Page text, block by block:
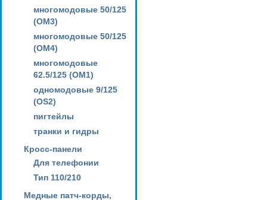
многомодовые 50/125
(OM3)
многомодовые 50/125
(OM4)
многомодовые
62.5/125 (OM1)
одномодовые 9/125
(OS2)
пигтейлы
транки и гидры
Кросс-панели
Для телефонии
Тип 110/210
Медные патч-корды,